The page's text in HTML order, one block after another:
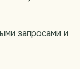
запросами и